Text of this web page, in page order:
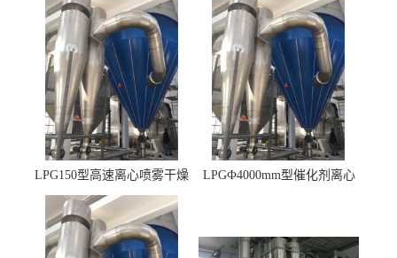
LPG150型高速离心喷雾干燥
机 φ2.85m
LPGФ4000mm型催化剂离心